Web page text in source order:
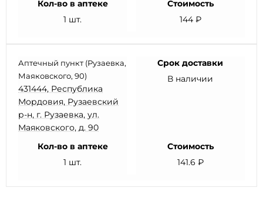
Кол-во в аптеке
1 шт.
Стоимость
144 ₽
Аптечный пункт (Рузаевка,
Маяковского, 90)
431444, Республика
Мордовия, Рузаевский
р-н, г. Рузаевка, ул.
Маяковского, д. 90
Срок доставки
В наличии
Кол-во в аптеке
1 шт.
Стоимость
141.6 ₽